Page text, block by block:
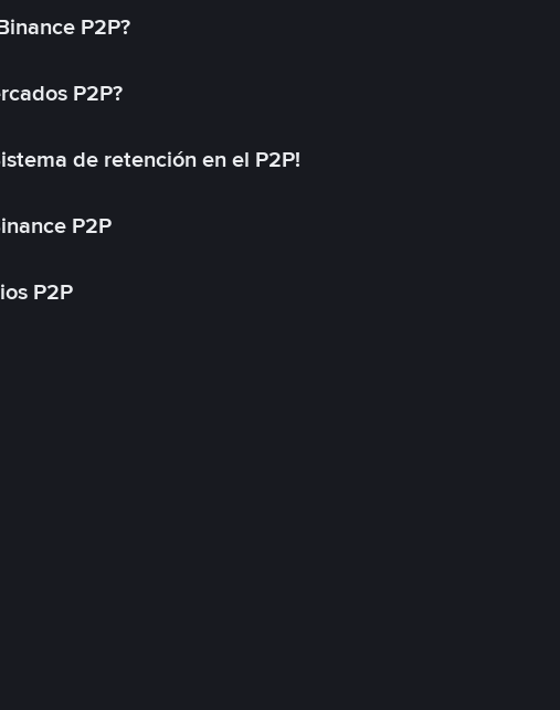
P2P?
P2P?
de retención en el P2P!
P2P
P2P